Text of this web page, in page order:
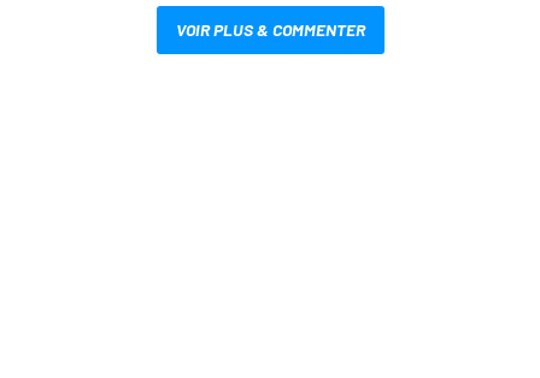
VOIR PLUS & COMMENTER